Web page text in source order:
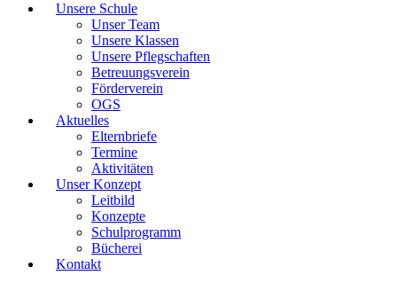
Unsere Schule
Unser Team
Unsere Klassen
Unsere Pflegschaften
Betreuungsverein
Förderverein
OGS
Aktuelles
Elternbriefe
Termine
Aktivitäten
Unser Konzept
Leitbild
Konzepte
Schulprogramm
Bücherei
Kontakt